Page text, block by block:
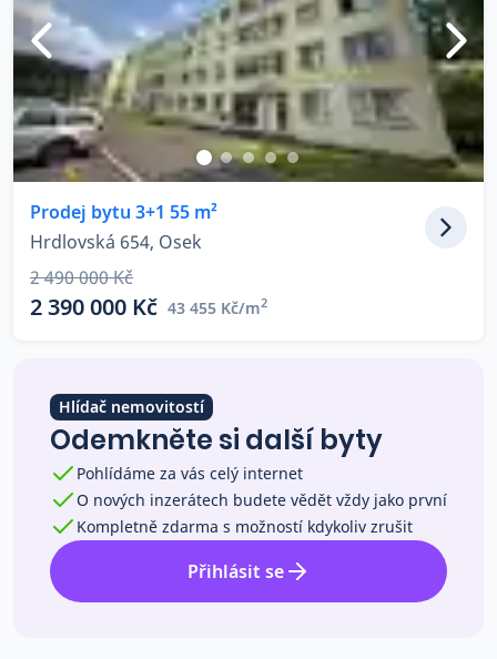
Okamžitý výkup
Přehled realitních makléřů
Co říkají naši zákazníci
Blog
O nás
Kariéra
Prodej bytu 3+1 55 m²
Hrdlovská 654, Osek
2 490 000 Kč
2 390 000 Kč 43 455 Kč/m2
Hlídač nemovitostí
Odemkněte si další byty
Pohlídáme za vás celý internet
O nových inzerátech budete vědět vždy jako první
Kompletně zdarma s možností kdykoliv zrušit
Přihlásit se